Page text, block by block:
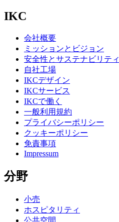
IKC
会社概要
ミッションとビジョン
安全性とサステナビリティ
自社工場
IKCデザイン
IKCサービス
IKCで働く
一般利用規約
プライバシーポリシー
クッキーポリシー
免責事項
Impressum
分野
小売
ホスピタリティ
公共空間